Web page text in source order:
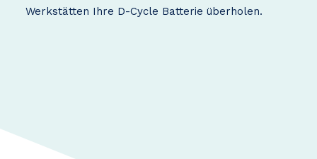
Werkstätten Ihre D-Cycle Batterie überholen.